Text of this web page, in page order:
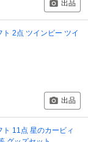
出品
2点 ツインビー ツイ
出品
11点 星のカービィ